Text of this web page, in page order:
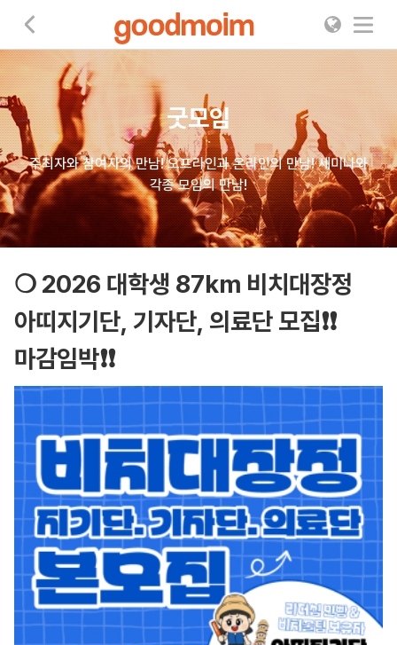
굿모임
굿모임
주최자와 참여자의 만남! 오프라인과 온라인의 만남! 세미나와
각종 모임의 만남!
❍ 2026 대학생 87km 비치대장정
아띠지기단, 기자단, 의료단 모집❗❗
마감임박❗❗